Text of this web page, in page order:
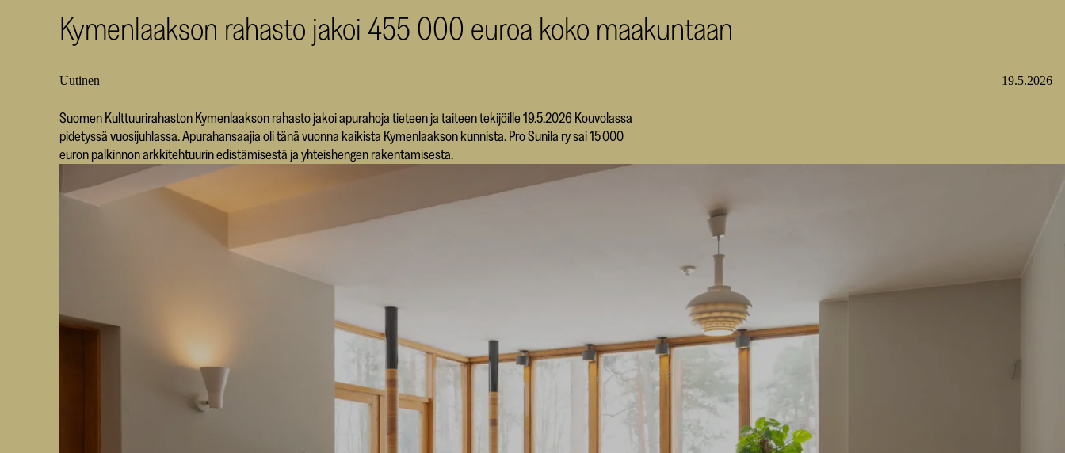
Kymenlaakson rahasto jakoi 455 000 euroa koko maakuntaan
Uutinen 19.5.2026
Suomen Kulttuurirahaston Kymenlaakson rahasto jakoi apurahoja tieteen ja taiteen tekijöille 19.5.2026 Kouvolassa
pidetyssä vuosijuhlassa. Apurahansaajia oli tänä vuonna kaikista Kymenlaakson kunnista. Pro Sunila ry sai 15 000
euron palkinnon arkkitehtuurin edistämisestä ja yhteishengen rakentamisesta.